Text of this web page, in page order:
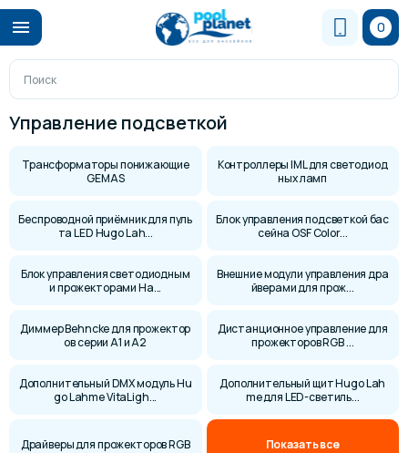
0
Управление подсветкой
Трансформаторы понижающие
GEMAS
Контроллеры IML для светодиод
ных ламп
Беспроводной приёмник для пуль
та LED Hugo Lah...
Блок управления подсветкой бас
сейна OSF Color...
Блок управления светодиодным
и прожекторами Ha...
Внешние модули управления дра
йверами для прож...
Диммер Behncke для прожектор
ов серии A1 и A2
Дистанционное управление для
прожекторов RGB ...
Дополнительный DMX модуль Hu
go Lahme VitaLigh...
Дополнительный щит Hugo Lah
me для LED-светиль...
Драйверы для прожекторов RGB Показать все